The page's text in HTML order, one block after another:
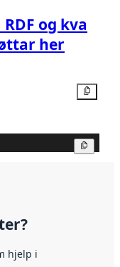
og kva
her
hjelp i